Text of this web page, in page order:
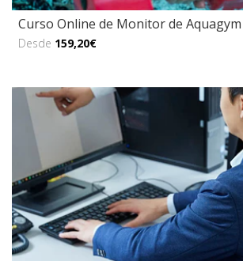
Curso Online de Monitor de
Desde 159,20€